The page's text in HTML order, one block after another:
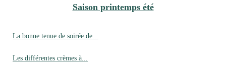
Saison printemps été
La bonne tenue de soirée de...
Les différentes crèmes à...